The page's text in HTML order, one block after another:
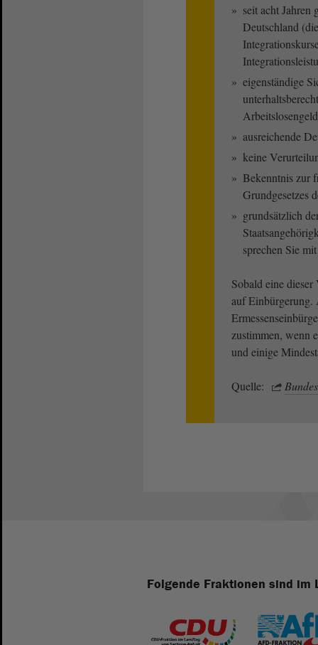
seit acht
Deutschland
eigenständige
ausreichende
keine
Bekenntnis zur
Grundgesetzes
grundsätzlich
sprechen Sie
Sobald eine
auf Einbürgerung.
zustimmen, wenn
und einige
Quelle:
Folgende Fraktionen sind im